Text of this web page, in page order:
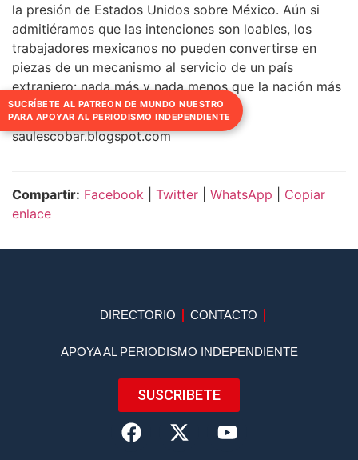
la presión de Estados Unidos sobre México. Aún si
admitiéramos que las intenciones son loables, los
trabajadores mexicanos no pueden convertirse en
piezas de un mecanismo al servicio de un país
extranjero: nada más y nada menos que la nación más
poderosa del mundo.
saulescobar.blogspot.com
Compartir: Facebook Twitter WhatsApp
Copiar
enlace
DIRECTORIO CONTACTO
APOYA AL PERIODISMO INDEPENDIENTE
SUSCRIBETE
SUCRÍBETE AL PATREON DE MUNDO NUESTRO
PARA APOYAR AL PERIODISMO INDEPENDIENTE